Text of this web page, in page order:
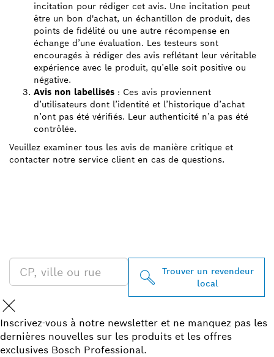
incitation pour rédiger cet avis. Une incitation peut
être un bon d'achat, un échantillon de produit, des
points de fidélité ou une autre récompense en
échange d’une évaluation. Les testeurs sont
encouragés à rédiger des avis reflétant leur véritable
expérience avec le produit, qu’elle soit positive ou
négative.
Avis non labellisés : Ces avis proviennent
d’utilisateurs dont l’identité et l’historique d’achat
n’ont pas été vérifiés. Leur authenticité n’a pas été
contrôlée.
Veuillez examiner tous les avis de manière critique et
contacter notre service client en cas de questions.
Trouver un revendeur
local
Inscrivez-vous à notre newsletter et ne manquez pas les
dernières nouvelles sur les produits et les offres
exclusives Bosch Professional.